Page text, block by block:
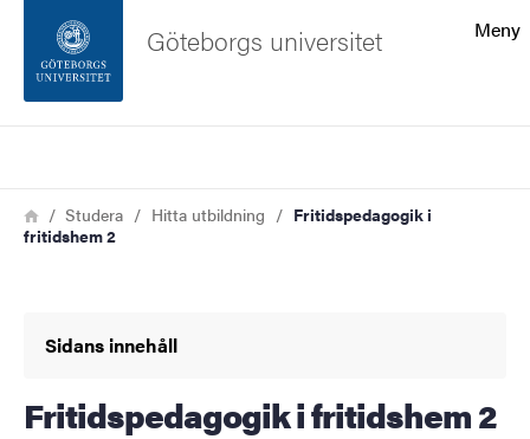
Sidfoten
Om webbplatsen
Meny
Göteborgs universitet
Länkstig
HemStudera Hitta utbildning
Fritidspedagogik i
fritidshem 2
Sidans innehåll
Fritidspedagogik i fritidshem 2